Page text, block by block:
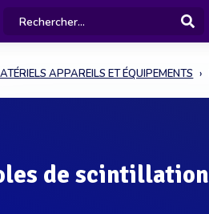
APPAREILS ET ÉQUIPEMENTS
de scintillation